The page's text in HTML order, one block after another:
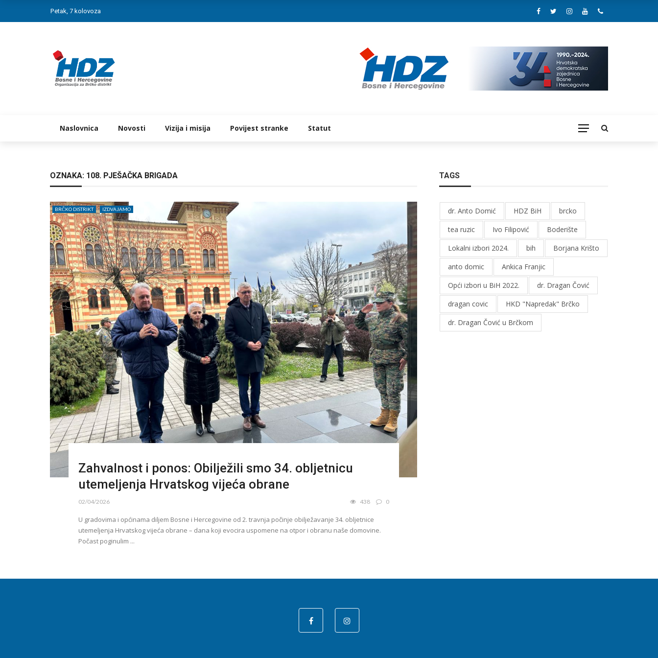
Petak, 7 kolovoza
Naslovnica Novosti Vizija i misija Povijest stranke Statut
OZNAKA: 108. PJEŠAČKA BRIGADA
BRČKO DISTRIKT IZDVAJAMO
Zahvalnost i ponos: Obilježili smo 34. obljetnicu
utemeljenja Hrvatskog vijeća obrane
02/04/2026 438 0
U gradovima i općinama diljem Bosne i Hercegovine od 2. travnja počinje obilježavanje 34. obljetnice
utemeljenja Hrvatskog vijeća obrane – dana koji evocira uspomene na otpor i obranu naše domovine.
Počast poginulim ...
TAGS
dr. Anto Domić HDZ BiH
brcko
tea ruzic
Ivo Filipović
Boderište
Lokalni izbori 2024.
bih
Borjana Krišto
anto domic
Ankica Franjic
Opći izbori u BiH 2022.
dr. Dragan Čović
dragan covic
HKD "Napredak" Brčko
dr. Dragan Čović u Brčkom